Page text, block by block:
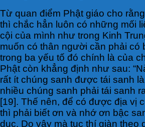
Từ quan điểm Phật giáo cho
thì chắc hẳn luôn có những mối
cội của mình như trong Kinh
muốn có thân người cần phải có
trong ba yếu tố đó chính là của
Phật còn khẳng định như sau:
rất ít chúng sanh được tái sanh
nhiều chúng sanh phải tái sanh
[19]. Thế nên, để có được địa vị
thì phải biết ơn và nhớ ơn bậc
dục. Do vậy mà tục thí giàn theo